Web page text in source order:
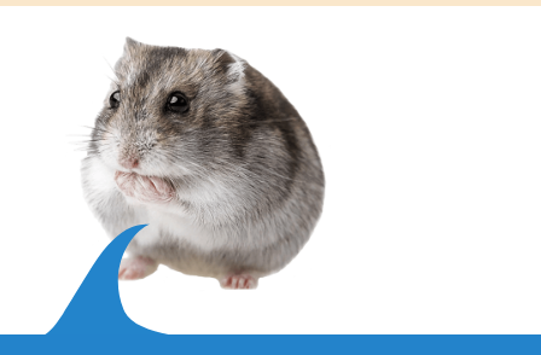
область, ​Круговая улица, д. 47
м. Электросила
ул. Решетникова, д.3